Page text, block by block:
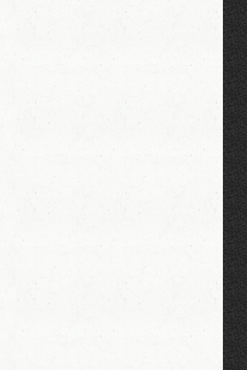
badge-
badge-